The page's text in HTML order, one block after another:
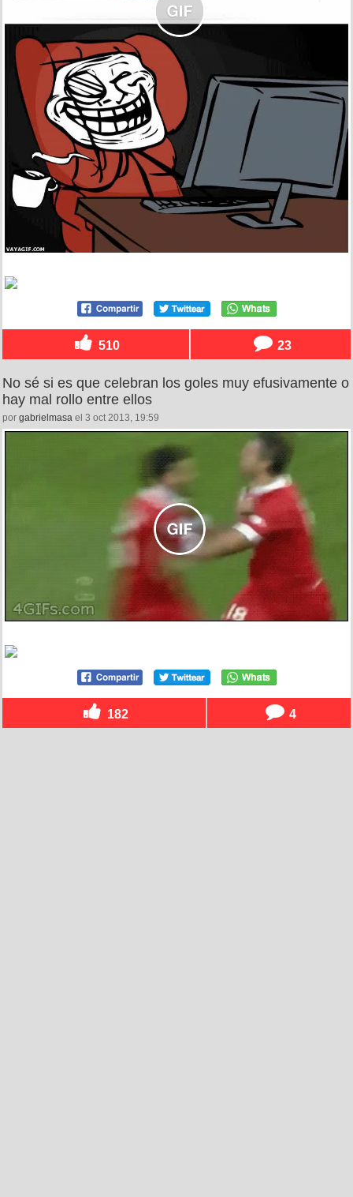
510 23
No sé si es que celebran los goles muy efusivamente o
hay mal rollo entre ellos
por gabrielmasa el 3 oct 2013, 19:59
182 4